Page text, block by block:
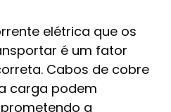
elétrica que os
é um fator
Cabos de cobre
carga podem
a